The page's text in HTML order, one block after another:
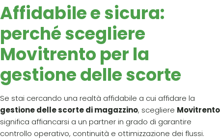
Affidabile e sicura:
perché scegliere
Movitrento per la
gestione delle scorte
Se stai cercando una realtà affidabile a cui affidare la
gestione delle scorte di magazzino, scegliere Movitrento
significa affiancarsi a un partner in grado di garantire
controllo operativo, continuità e ottimizzazione dei flussi.